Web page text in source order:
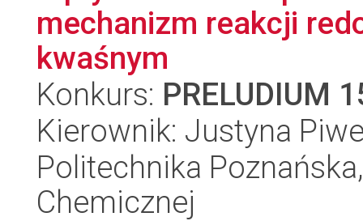
mechanizm reakcji
kwaśnym
Konkurs: PRELUDIUM
Kierownik: Justyna
Politechnika
Chemicznej